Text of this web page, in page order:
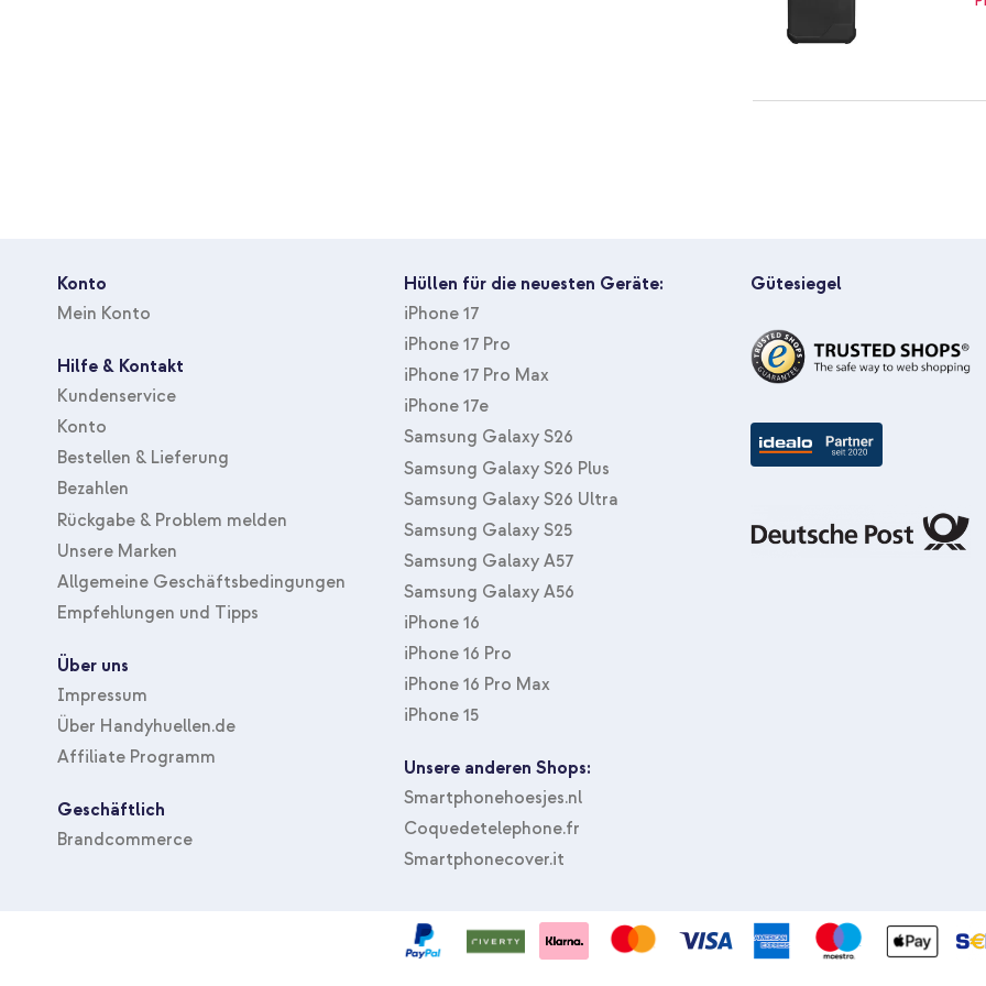
Hüllenart
Backcover, Soft Case
Schutz
Rückseite & Seite
UAG Back Cover Metropolis
Ladegerät - USB-C- und USB-
UAG Back Cover Metropolis
Konto
Mein Konto
Hilfe & Kontakt
Kundenservice
Konto
Bestellen & Lieferung
Bezahlen
Rückgabe & Problem melden
Unsere Marken
Allgemeine Geschäftsbedingungen
Empfehlungen und Tipps
Über uns
Impressum
Über Handyhuellen.de
Affiliate Programm
Geschäftlich
Brandcommerce
Hüllen für die neuesten Geräte:
iPhone 17
iPhone 17 Pro
iPhone 17 Pro Max
iPhone 17e
Samsung Galaxy S26
Samsung Galaxy S26 Plus
Samsung Galaxy S26 Ultra
Samsung Galaxy S25
Samsung Galaxy A57
Samsung Galaxy A56
iPhone 16
iPhone 16 Pro
iPhone 16 Pro Max
iPhone 15
Unsere anderen Shops:
Smartphonehoesjes.nl
Coquedetelephone.fr
Smartphonecover.it
Gütesiegel